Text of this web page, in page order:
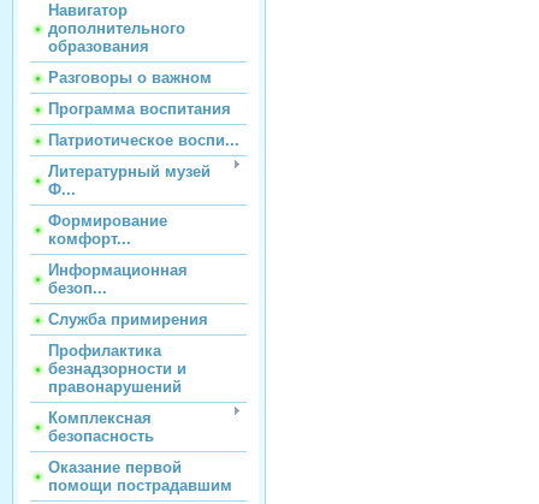
Навигатор
дополнительного
образования
Разговоры о важном
Программа воспитания
Патриотическое воспи...
Литературный музей
Ф...
Формирование
комфорт...
Информационная
безоп...
Служба примирения
Профилактика
безнадзорности и
правонарушений
Комплексная
безопасность
Оказание первой
помощи пострадавшим